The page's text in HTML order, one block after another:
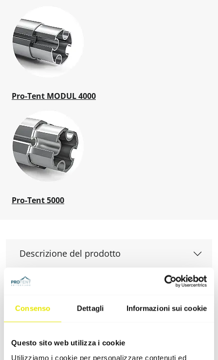
Consenso Dettagli Informazioni sui cookie
Questo sito web utilizza i cookie
Utilizziamo i cookie per personalizzare contenuti ed
Pro-Tent MODUL 4000
Pro-Tent 5000
Descrizione del prodotto